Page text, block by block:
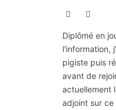
Diplômé en
l'information,
pigiste puis
avant de
actuellement
adjoint sur ce